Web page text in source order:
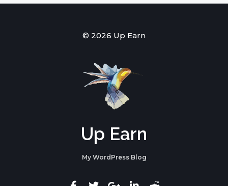
© 2026 Up Earn
Up Earn
My WordPress Blog